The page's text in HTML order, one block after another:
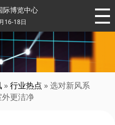
际博览中心
16-18日
»行业热点 » 选对新风系
更洁净